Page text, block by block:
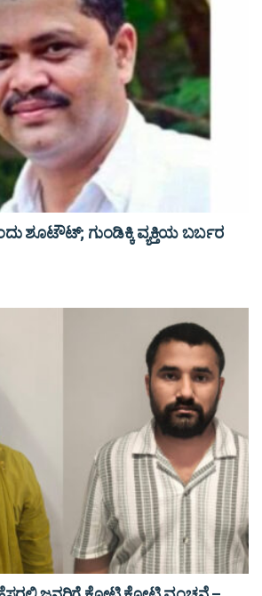
ಶೂಟೌಟ್‌; ಗುಂಡಿಕ್ಕಿ ವ್ಯಕ್ತಿಯ ಬರ್ಬರ